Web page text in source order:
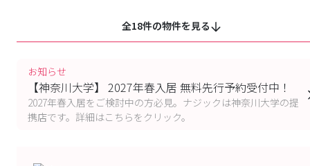
全18件の物件を見る
お知らせ
【神奈川大学】 2027年春入居 無料先行予約受付中！
2027年春入居をご検討中の方必見。ナジックは神奈川大学の提
携店です。詳細はこちらをクリック。